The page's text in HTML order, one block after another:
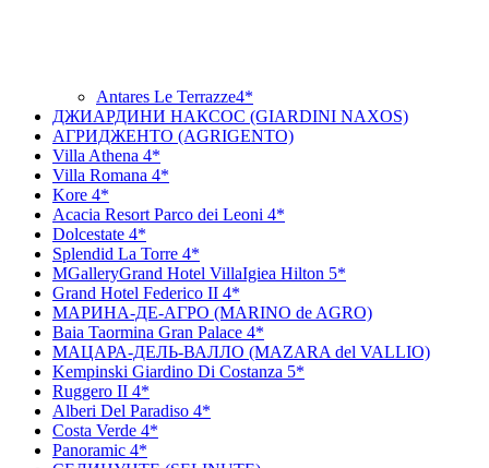
Antares Le Terrazze4*
ДЖИАРДИНИ НАКСОС (GIARDINI NAXOS)
АГРИДЖЕНТО (AGRIGENTO)
Villa Athena 4*
Villa Romana 4*
Kore 4*
Acacia Resort Parco dei Leoni 4*
Dolcestate 4*
Splendid La Torre 4*
MGalleryGrand Hotel VillaIgiea Hilton 5*
Grand Hotel Federico II 4*
МАРИНА-ДЕ-АГРО (MARINO de AGRO)
Baia Taormina Gran Palace 4*
МАЦАРА-ДЕЛЬ-ВАЛЛО (MAZARA del VALLIO)
Kempinski Giardino Di Costanza 5*
Ruggero II 4*
Alberi Del Paradiso 4*
Costa Verde 4*
Panoramic 4*